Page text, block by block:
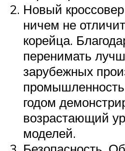
Новый
ничем не
корейца.
перенимать
зарубежных
годом
возрастающий
моделей.